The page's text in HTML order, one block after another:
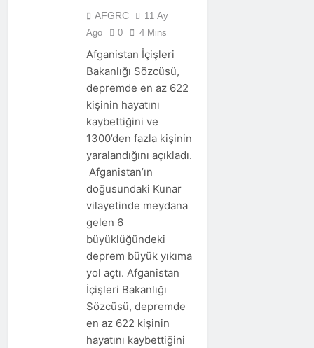
AFGRC
11 Ay
Ago
0 4 Mins
Afganistan İçişleri
Bakanlığı Sözcüsü,
depremde en az 622
kişinin hayatını
kaybettiğini ve
1300’den fazla kişinin
yaralandığını açıkladı.
Afganistan’ın
doğusundaki Kunar
vilayetinde meydana
gelen 6
büyüklüğündeki
deprem büyük yıkıma
yol açtı. Afganistan
İçişleri Bakanlığı
Sözcüsü, depremde
en az 622 kişinin
hayatını kaybettiğini